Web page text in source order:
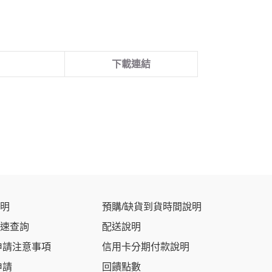
下載連結
查詢
注意事項
請
預購/缺貨到貨時間說明
配送說明
信用卡分期付款說明
回饋點數